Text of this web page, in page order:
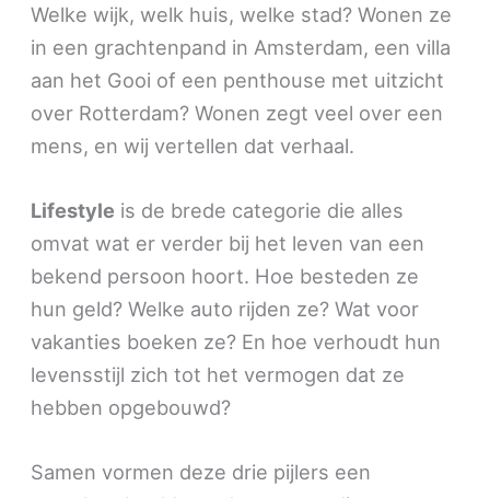
Welke wijk, welk huis, welke stad? Wonen ze
in een grachtenpand in Amsterdam, een villa
aan het Gooi of een penthouse met uitzicht
over Rotterdam? Wonen zegt veel over een
mens, en wij vertellen dat verhaal.
Lifestyle is de brede categorie die alles
omvat wat er verder bij het leven van een
bekend persoon hoort. Hoe besteden ze
hun geld? Welke auto rijden ze? Wat voor
vakanties boeken ze? En hoe verhoudt hun
levensstijl zich tot het vermogen dat ze
hebben opgebouwd?
Samen vormen deze drie pijlers een